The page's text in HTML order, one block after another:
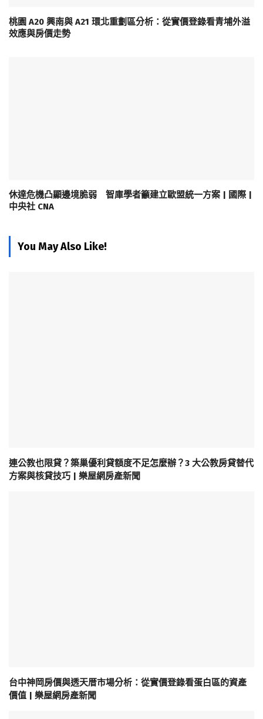
桃園 A20 興南與 A21 環北重劃區分析：從實價登錄看青埔外溢
效應與房價走勢
休達危機凸顯邊境脆弱 智庫學者籲建立歐盟統一方案 | 國際 |
中央社 CNA
You May Also Like!
連公教也限貸？築巢優利貸額度不足怎麼辦？3 大公教房貸替代
方案與核貸技巧 | 樂屋網房產新聞
台中神岡房價與透天厝市場分析：從實價登錄看蛋白區的資產
價值 | 樂屋網房產新聞